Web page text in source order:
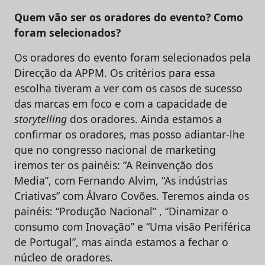
Quem vão ser os oradores do evento? Como
foram selecionados?
Os oradores do evento foram selecionados pela
Direcção da APPM. Os critérios para essa
escolha tiveram a ver com os casos de sucesso
das marcas em foco e com a capacidade de
storytelling dos oradores. Ainda estamos a
confirmar os oradores, mas posso adiantar-lhe
que no congresso nacional de marketing
iremos ter os painéis: “A Reinvenção dos
Media”, com Fernando Alvim, “As indústrias
Criativas” com Álvaro Covões. Teremos ainda os
painéis: “Produção Nacional” , “Dinamizar o
consumo com Inovação” e “Uma visão Periférica
de Portugal”, mas ainda estamos a fechar o
núcleo de oradores.